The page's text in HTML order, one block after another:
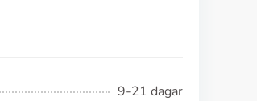
9-21 dagar